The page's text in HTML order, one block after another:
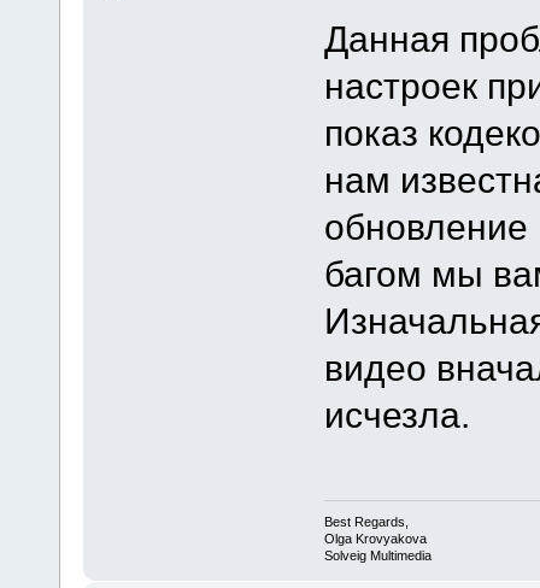
Данная
настроек
показ
нам
багом мы
видео
исчезла.
Best Regards,
Olga Krovyakova
Solveig Multimedia